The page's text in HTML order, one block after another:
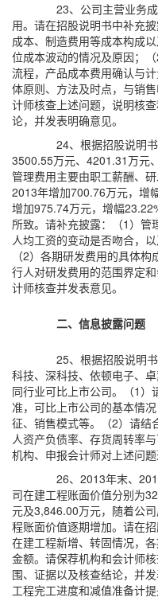
23、公司主营业务
用。请在招股说明书中补充
成本、制造费用等成本构成
位成本波动的情况及原因；
流程，产品成本费用确认与
体原则、方法及时点，与销
计师核查上述问题，说明核
论，并发表明确意见。
24、根据招股说明
3500.55万元、4201.31万元
管理费用主要由职工薪酬、
2013年增加700.76万元，增
增加975.74万元，增幅
所致。请补充披露：（1）管
人均工资的变动是否吻合，
（2）各期研发费用的具体
行人对研发费用的范围界定
计师核查并发表意见。
二、信息披露问题
25、根据招股说明
科技、深科技、依顿电子、
同行业可比上市公司。（1）
准，可比上市公司的基本情
征、销售模式等。（2）请结
人资产负债率、存货周转率
机构、申报会计师对上述问题
26、2013年末、
司在建工程账面价值分别为
元及3,846.00万元，随着公
程账面价值逐期增加。请在
在建工程新增、转固情况，
金额。请保荐机构和会计师
围、证据以及核查结论，并
工程完工进度和减值准备计